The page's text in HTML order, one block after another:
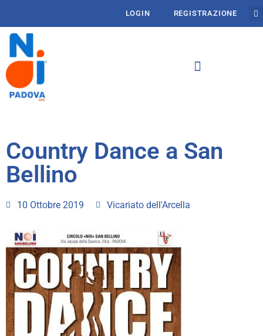
LOGIN REGISTRAZIONE
Country Dance a San
Bellino
10 Ottobre 2019 Vicariato dell'Arcella